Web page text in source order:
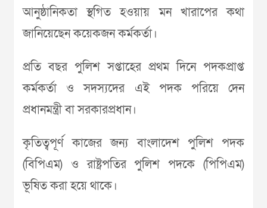
আনুষ্ঠানিকতা স্থগিত হওয়ায় মন খারাপের কথা
জানিয়েছেন কয়েকজন কর্মকর্তা।
প্রতি বছর পুলিশ সপ্তাহের প্রথম দিনে পদকপ্রাপ্ত
কর্মকর্তা ও সদস্যদের এই পদক পরিয়ে দেন
প্রধানমন্ত্রী বা সরকারপ্রধান।
কৃতিত্বপূর্ণ কাজের জন্য বাংলাদেশ পুলিশ পদক
(বিপিএম) ও রাষ্ট্রপতির পুলিশ পদকে (পিপিএম)
ভূষিত করা হয়ে থাকে।